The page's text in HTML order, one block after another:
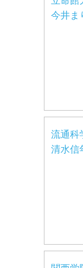
今井ま
流通科
清水信